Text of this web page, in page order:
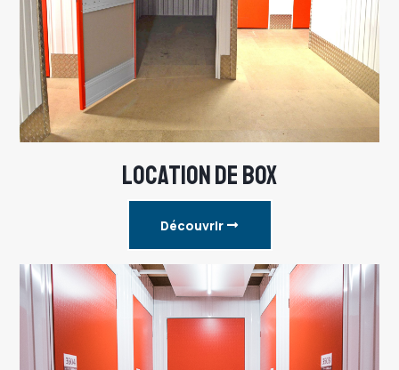
LOCATION DE BOX
Découvrir